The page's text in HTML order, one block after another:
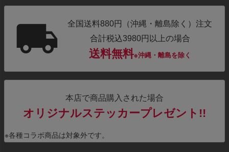
全国送料880円（沖縄・離島除く）注文
合計税込3980円以上の場合
送料無料※沖縄・離島を除く
本店で商品購入された場合
オリジナルステッカープレゼント!!
※各種コラボ商品は対象外です。